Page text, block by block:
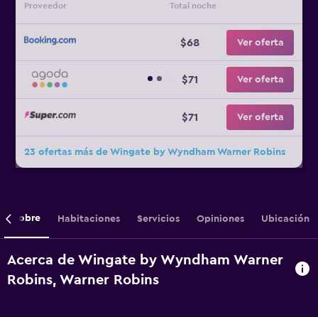
Proveedor Total noche
$68 Ver oferta
$71 Ver oferta
$71 Ver oferta
23 ofertas más de Wingate by Wyndham Warner Robins
Sobre Habitaciones Servicios Opiniones Ubicación
Acerca de Wingate by Wyndham Warner
Robins, Warner Robins